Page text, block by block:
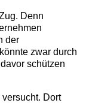
Denn
der
zwar durch
schützen
Dort